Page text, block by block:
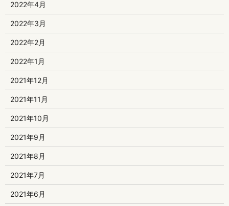
2022年4月
2022年3月
2022年2月
2022年1月
2021年12月
2021年11月
2021年10月
2021年9月
2021年8月
2021年7月
2021年6月